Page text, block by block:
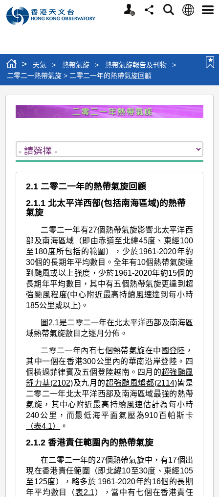
個
分
搜
語
選
> 天氣 > 熱帶氣旋 > 熱帶氣旋報告及刊物
>
二零二一熱帶氣旋 > 二零二一年的熱帶氣旋回顧
二
零
一
熱
帶
2.1 二零二一年的熱帶氣旋回顧
2.1.1 北太平洋西部(包括南海區域)的熱帶
氣旋
二零二一年有27個熱帶氣旋影響北太平洋西
部及南海區域（即由赤道至北緯45度、東經100
至180度所包括的範圍），少於1961-2020年約
30個的長期年平均數目。全年有10個熱帶氣旋達
到颱風或以上強度，少於1961-2020年約15個的
長期年平均數目，其中有五個熱帶氣旋更達到超
強颱風程度(中心附近最高持續風速達到每小時
185公里或以上)。
圖2.1是二零二一年在北太平洋西部及南海區
域熱帶氣旋數目之逐月分佈。
二零二一年內有七個熱帶氣旋在中國登陸，
其中一個在香港300公里內的華南沿岸登陸。四
個橫過菲律賓及五個登陸越南。四月的超強颱風
舒力基(2102)及九月的超強颱風燦都(2114)皆是
二零二一年北太平洋西部及南海區域最強的熱帶
氣旋，其中心附近最高持續風速估計為每小時
240公里，而最低海平面氣壓為910百帕斯卡
（表4.1）
。
2.1.2 香港責任範圍內的熱帶氣旋
在二零二一年的27個熱帶氣旋中，有17個出
現在香港責任範圍（即北緯10至30度、東經105
至125度），略多於 1961-2020年約16個的長期
年平均數目（表2.1），當中有七個在香港責任